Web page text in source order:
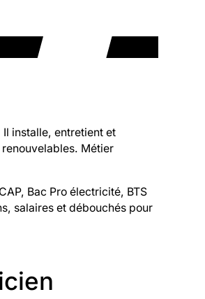
installe, entretient et
Métier
Bac Pro électricité, BTS
salaires et débouchés pour